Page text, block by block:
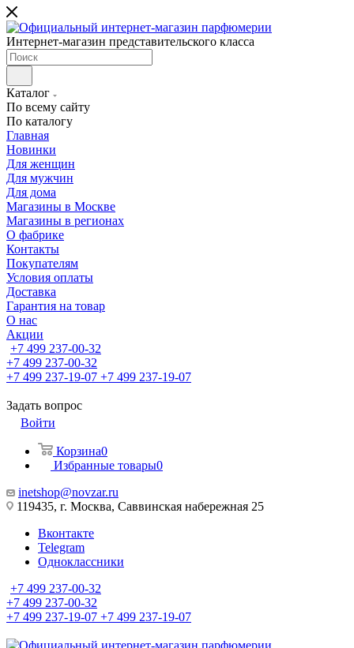
Интернет-магазин представительского класса
Каталог
По всему сайту
По каталогу
Главная
Новинки
Для женщин
Для мужчин
Для дома
Магазины в Москве
Магазины в регионах
О фабрике
Контакты
Покупателям
Условия оплаты
Доставка
Гарантия на товар
О нас
Акции
+7 499 237-00-32
+7 499 237-00-32
+7 499 237-19-07 +7 499 237-19-07
Задать вопрос
Войти
Корзина0
Избранные товары0
inetshop@novzar.ru
119435, г. Москва, Саввинская набережная 25
Вконтакте
Telegram
Одноклассники
+7 499 237-00-32
+7 499 237-00-32
+7 499 237-19-07 +7 499 237-19-07